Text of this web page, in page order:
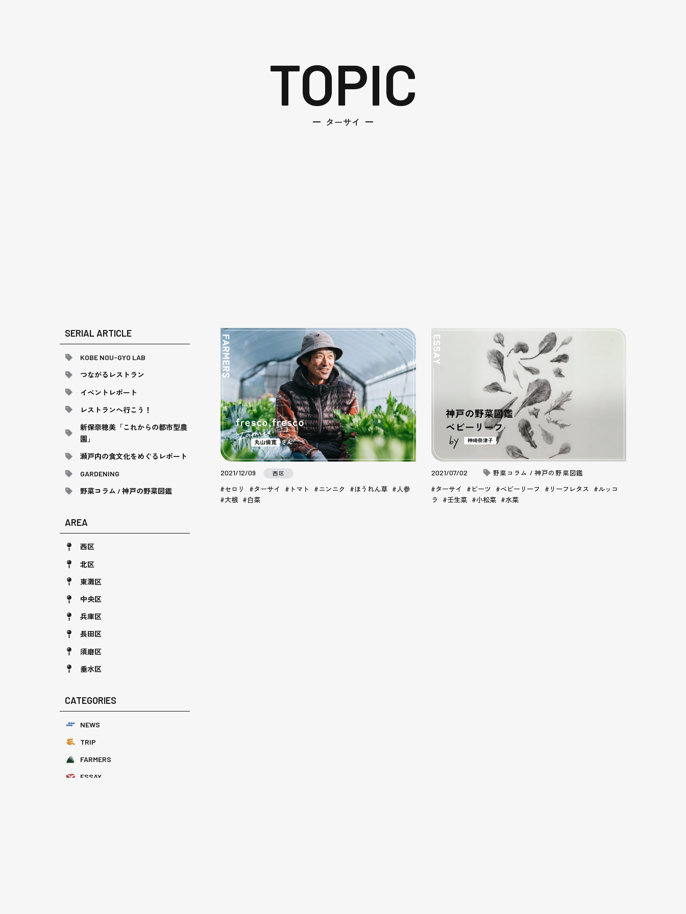
TOPIC
ターサイ
2021/12/09 西区
セロリ ターサイ トマト ニンニク ほうれん草
人参
大根
白菜
2021/07/02 野菜コラム / 神戸の野菜図鑑
ターサイ ビーツ ベビーリーフ リーフレタス
ルッコ
ラ
壬生菜 小松菜 水菜
SERIAL ARTICLE
KOBE NOU-GYO LAB
つながるレストラン
イベントレポート
レストランへ行こう！
新保奈穂美「これからの都市型農
園」
瀬戸内の食文化をめぐるレポート
GARDENING
野菜コラム / 神戸の野菜図鑑
AREA
西区
北区
東灘区
中央区
兵庫区
長田区
須磨区
垂水区
CATEGORIES
NEWS
TRIP
FARMERS
ESSAY